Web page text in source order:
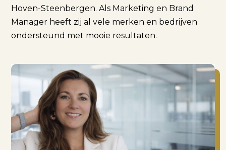
Hoven-Steenbergen. Als Marketing en Brand
Manager heeft zij al vele merken en bedrijven
ondersteund met mooie resultaten.